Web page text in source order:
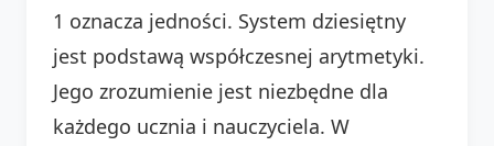
1 oznacza jedności. System dziesiętny
jest podstawą współczesnej arytmetyki.
Jego zrozumienie jest niezbędne dla
każdego ucznia i nauczyciela. W